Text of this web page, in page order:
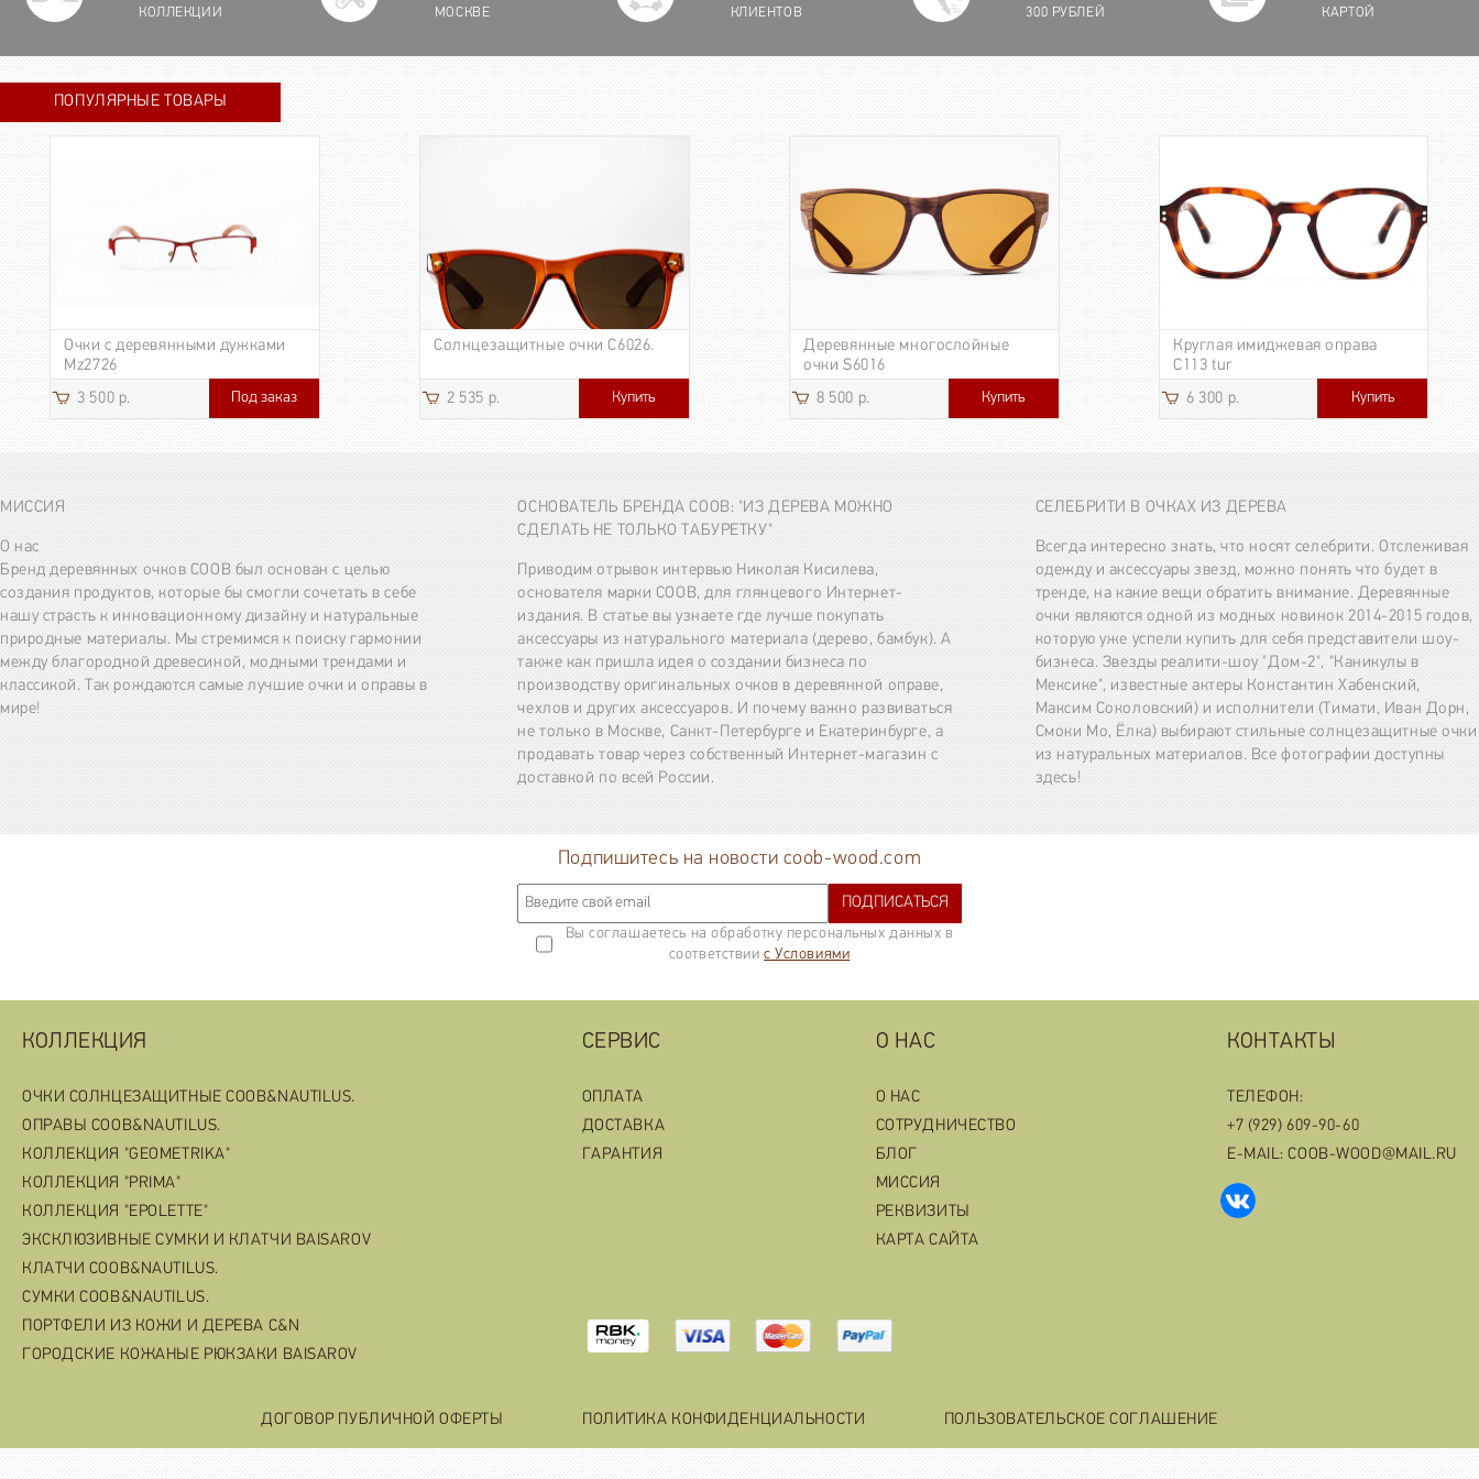
КОЛЛЕКЦИИ
МОСКВЕ
КЛИЕНТОВ
300 РУБЛЕЙ
КАРТОЙ
ПОПУЛЯРНЫЕ ТОВАРЫ
Очки с деревянными дужками
Mz2726
3 500 р.
Под заказ
Солнцезащитные очки C6026.
2 535 р. 3 185 р.
Купить
Деревянные многослойные
очки S6016
8 500 р.
Купить
Круглая имиджевая оправа
C113 tur
6 300 р.
Купить
МИССИЯ
О нас
Бренд деревянных очков COOB был основан с целью
создания продуктов, которые бы смогли сочетать в себе
нашу страсть к инновационному дизайну и натуральные
природные материалы. Мы стремимся к поиску гармонии
между благородной древесиной, модными трендами и
классикой. Так рождаются самые лучшие очки и оправы в
мире!
ОСНОВАТЕЛЬ БРЕНДА COOB: "ИЗ ДЕРЕВА МОЖНО
СДЕЛАТЬ НЕ ТОЛЬКО ТАБУРЕТКУ"
Приводим отрывок интервью Николая Кисилева,
основателя марки COOB, для глянцевого Интернет-
издания. В статье вы узнаете где лучше покупать
аксессуары из натурального материала (дерево, бамбук). А
также как пришла идея о создании бизнеса по
производству оригинальных очков в деревянной оправе,
чехлов и других аксессуаров. И почему важно развиваться
не только в Москве, Санкт-Петербурге и Екатеринбурге, а
продавать товар через собственный Интернет-магазин с
доставкой по всей России.
СЕЛЕБРИТИ В ОЧКАХ ИЗ ДЕРЕВА
Всегда интересно знать, что носят селебрити. Отслеживая
одежду и аксессуары звезд, можно понять что будет в
тренде, на какие вещи обратить внимание. Деревянные
очки являются одной из модных новинок 2014-2015 годов,
которую уже успели купить для себя представители шоу-
бизнеса. Звезды реалити-шоу "Дом-2", "Каникулы в
Мексике", известные актеры Константин Хабенский,
Максим Соколовский) и исполнители (Тимати, Иван Дорн,
Смоки Мо, Ёлка) выбирают стильные солнцезащитные очки
из натуральных материалов. Все фотографии доступны
здесь!
Подпишитесь на новости coob-wood.com
ПОДПИСАТЬСЯ
Вы соглашаетесь на обработку персональных данных в
соответствиис Условиями
КОЛЛЕКЦИЯ
ОЧКИ СОЛНЦЕЗАЩИТНЫЕ COOB&NAUTILUS.
ОПРАВЫ COOB&NAUTILUS.
КОЛЛЕКЦИЯ "GEOMETRIKA"
КОЛЛЕКЦИЯ "PRIMA"
КОЛЛЕКЦИЯ "EPOLETTE"
ЭКСКЛЮЗИВНЫЕ СУМКИ И КЛАТЧИ BAISAROV
КЛАТЧИ COOB&NAUTILUS.
СУМКИ COOB&NAUTILUS.
ПОРТФЕЛИ ИЗ КОЖИ И ДЕРЕВА C&N
ГОРОДСКИЕ КОЖАНЫЕ РЮКЗАКИ BAISAROV
СЕРВИС
ОПЛАТА
ДОСТАВКА
ГАРАНТИЯ
О НАС
О НАС
СОТРУДНИЧЕСТВО
БЛОГ
МИССИЯ
РЕКВИЗИТЫ
КАРТА САЙТА
КОНТАКТЫ
ТЕЛЕФОН:
+7 (929) 609-90-60
E-MAIL: COOB-WOOD@MAIL.RU
ДОГОВОР ПУБЛИЧНОЙ ОФЕРТЫ ПОЛИТИКА КОНФИДЕНЦИАЛЬНОСТИ ПОЛЬЗОВАТЕЛЬСКОЕ СОГЛАШЕНИЕ